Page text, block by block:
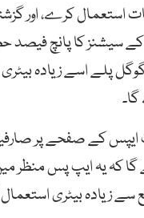
استعمال کرے، اور
سیشنز کا پانچ فیصد
پلے اسے زیادہ
کے صفحے پر
گا کہ یہ ایپ پس منظر
زیادہ بیٹری